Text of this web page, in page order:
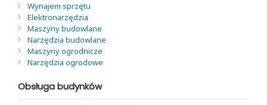
Wynajem sprzętu
Elektronarzędzia
Maszyny budowlane
Narzędzia budowlane
Maszyny ogrodnicze
Narzędzia ogrodowe
Obsługa budynków